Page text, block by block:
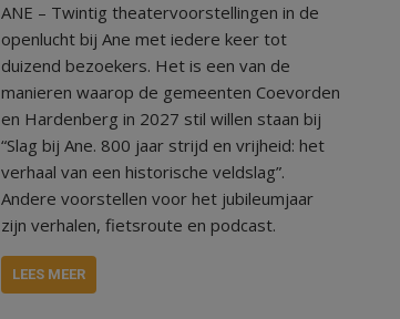
ANE – Twintig theatervoorstellingen in de
openlucht bij Ane met iedere keer tot
duizend bezoekers. Het is een van de
manieren waarop de gemeenten Coevorden
en Hardenberg in 2027 stil willen staan bij
“Slag bij Ane. 800 jaar strijd en vrijheid: het
verhaal van een historische veldslag”.
Andere voorstellen voor het jubileumjaar
zijn verhalen, fietsroute en podcast.
LEES MEER